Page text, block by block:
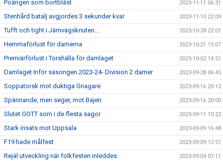
Poängen som bortblåst 2023-11-11 06:31
Stenhård batalj avgjordes 3 sekunder kvar 2023-11-10 22:09
Tufft och tight i Järnvägsknuten... 2023-10-28 22:01
Hemmaförlust för damerna 2023-10-21 15:07
Premiärförlust i Torshälla för damlaget 2023-10-02 14:51
Damlaget Inför säsongen 2023-24- Division 2 damer 2023-09-28 06:45
Soppatorsk mot duktiga Gnagare 2023-09-16 20:12
Spännande, men seger, mot Bajen 2023-09-16 20:00
Slutet GOTT som i de flesta sagor 2023-09-11 10:22
Stark insats mot Uppsala 2023-09-09 16:48
F19 hade målfest 2023-09-09 12:51
Rejäl utveckling när folkfesten inleddes 2023-09-09 07:11